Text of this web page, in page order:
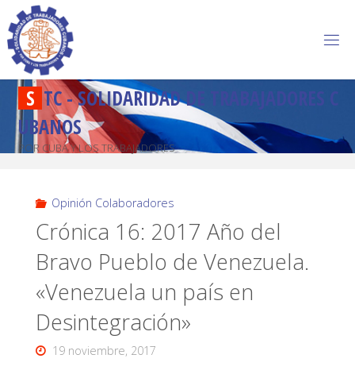
S TC-SOLIDARIDADD R A BAJADORES C
U BANOS
POR CUBA Y LOS TRABAJADORES
Opinión Colaboradores
Crónica 16: 2017 Año del
Bravo Pueblo de Venezuela.
«Venezuela un país en
Desintegración»
19 noviembre, 2017